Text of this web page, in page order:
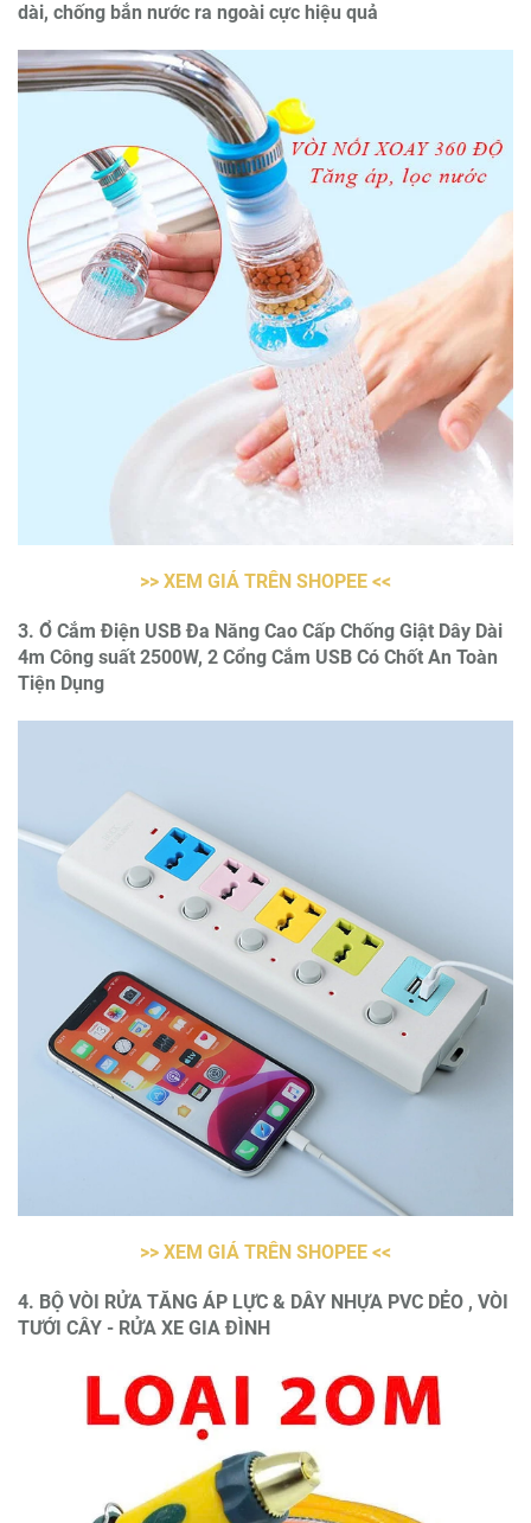
dài, chống bắn nước ra ngoài cực hiệu quả
>> XEM GIÁ TRÊN SHOPEE <<
3. Ổ Cắm Điện USB Đa Năng Cao Cấp Chống Giật Dây Dài
4m Công suất 2500W, 2 Cổng Cắm USB Có Chốt An Toàn
Tiện Dụng
>> XEM GIÁ TRÊN SHOPEE <<
4. BỘ VÒI RỬA TĂNG ÁP LỰC & DÂY NHỰA PVC DẺO , VÒI
TƯỚI CÂY - RỬA XE GIA ĐÌNH